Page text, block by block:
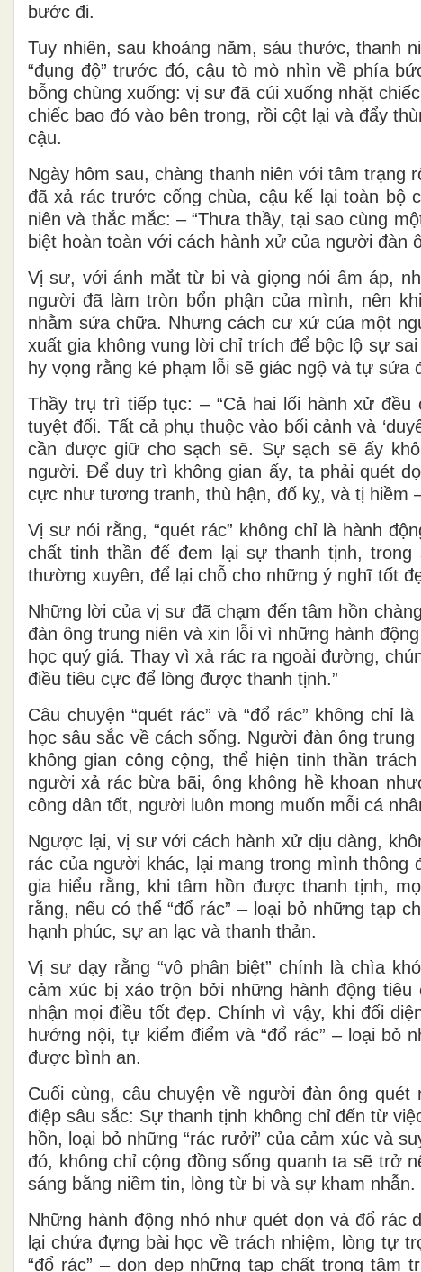
bước đi.
Tuy nhiên, sau khoảng năm, sáu thước, thanh
“đụng độ” trước đó, cậu tò mò nhìn về phía
bỗng chùng xuống: vị sư đã cúi xuống nhặt
chiếc bao đó vào bên trong, rồi cột lại và đẩy
cậu.
Ngày hôm sau, chàng thanh niên với tâm
đã xả rác trước cổng chùa, cậu kể lại toàn bộ
niên và thắc mắc: – “Thưa thầy, tại sao cùng
biệt hoàn toàn với cách hành xử của người đàn
Vị sư, với ánh mắt từ bi và giọng nói ấm áp,
người đã làm tròn bổn phận của mình, nên
nhằm sửa chữa. Nhưng cách cư xử của một
xuất gia không vung lời chỉ trích để bộc lộ sự
hy vọng rằng kẻ phạm lỗi sẽ giác ngộ và tự sửa
Thầy trụ trì tiếp tục: – “Cả hai lối hành xử
tuyệt đối. Tất cả phụ thuộc vào bối cảnh và
cần được giữ cho sạch sẽ. Sự sạch sẽ ấy
người. Để duy trì không gian ấy, ta phải quét
cực như tương tranh, thù hận, đố kỵ, và tị hiềm
Vị sư nói rằng, “quét rác” không chỉ là hành
chất tinh thần để đem lại sự thanh tịnh,
thường xuyên, để lại chỗ cho những ý nghĩ tốt
Những lời của vị sư đã chạm đến tâm hồn
đàn ông trung niên và xin lỗi vì những hành
học quý giá. Thay vì xả rác ra ngoài đường,
điều tiêu cực để lòng được thanh tịnh.”
Câu chuyện “quét rác” và “đổ rác” không chỉ
học sâu sắc về cách sống. Người đàn ông
không gian công cộng, thể hiện tinh thần
người xả rác bừa bãi, ông không hề khoan
công dân tốt, người luôn mong muốn mỗi cá
Ngược lại, vị sư với cách hành xử dịu dàng,
rác của người khác, lại mang trong mình
gia hiểu rằng, khi tâm hồn được thanh tịnh,
rằng, nếu có thể “đổ rác” – loại bỏ những tạp
hạnh phúc, sự an lạc và thanh thản.
Vị sư dạy rằng “vô phân biệt” chính là chìa
cảm xúc bị xáo trộn bởi những hành động
nhận mọi điều tốt đẹp. Chính vì vậy, khi đối
hướng nội, tự kiểm điểm và “đổ rác” – loại bỏ
được bình an.
Cuối cùng, câu chuyện về người đàn ông
điệp sâu sắc: Sự thanh tịnh không chỉ đến từ
hồn, loại bỏ những “rác rưởi” của cảm xúc và
đó, không chỉ cộng đồng sống quanh ta sẽ trở
sáng bằng niềm tin, lòng từ bi và sự kham nhẫn.
Những hành động nhỏ như quét dọn và đổ
lại chứa đựng bài học về trách nhiệm, lòng tự
“đổ rác” – dọn dẹp những tạp chất trong